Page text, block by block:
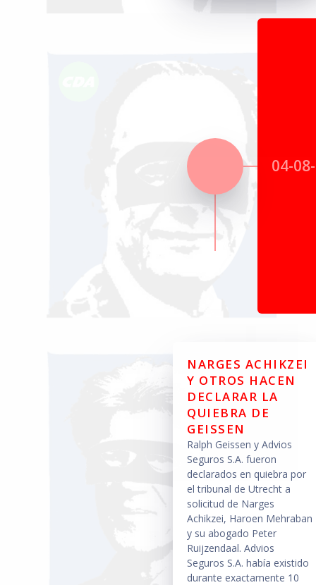
04-
NARGES ACHIKZEI
Y OTROS HACEN
DECLARAR LA
QUIEBRA DE
GEISSEN
Ralph Geissen y Advios
Seguros S.A. fueron
declarados en quiebra por
el tribunal de Utrecht a
solicitud de Narges
Achikzei, Haroen Mehraban
y su abogado Peter
Ruijzendaal. Advios
Seguros S.A. había existido
durante exactamente 10